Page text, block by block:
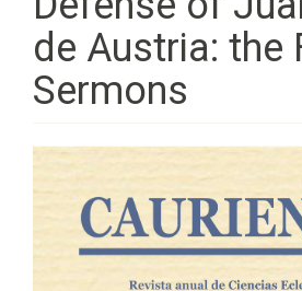
de Austria: the
Sermons
Barra
lateral
artículo